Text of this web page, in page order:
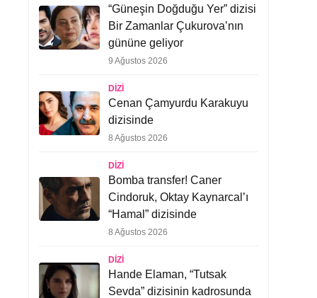
“Güneşin Doğduğu Yer” dizisi
Bir Zamanlar Çukurova’nın
gününe geliyor
9 Ağustos 2026
DIZI
Cenan Çamyurdu Karakuyu
dizisinde
8 Ağustos 2026
DIZI
Bomba transfer! Caner
Cindoruk, Oktay Kaynarcal’ı
“Hamal” dizisinde
8 Ağustos 2026
DIZI
Hande Elaman, “Tutsak
Sevda” dizisinin kadrosunda